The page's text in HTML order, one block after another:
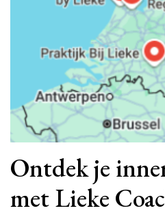
Ontdek je
met Lieke